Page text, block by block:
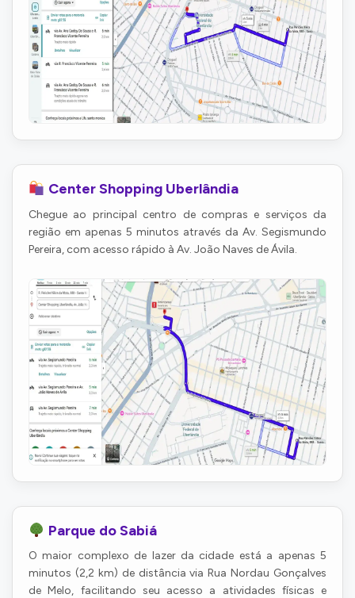
Center Shopping Uberlândia
Chegue ao principal centro de compras e serviços da
região em apenas 5 minutos através da Av. Segismundo
Pereira, com acesso rápido à Av. João Naves de Ávila.
Parque do Sabiá
O maior complexo de lazer da cidade está a apenas 5
minutos (2,2 km) de distância via Rua Nordau Gonçalves
de Melo, facilitando seu acesso a atividades físicas e